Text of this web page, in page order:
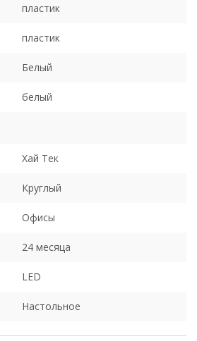
пластик
пластик
Белый
белый
Хай Тек
Круглый
Офисы
24 месяца
LED
Настольное